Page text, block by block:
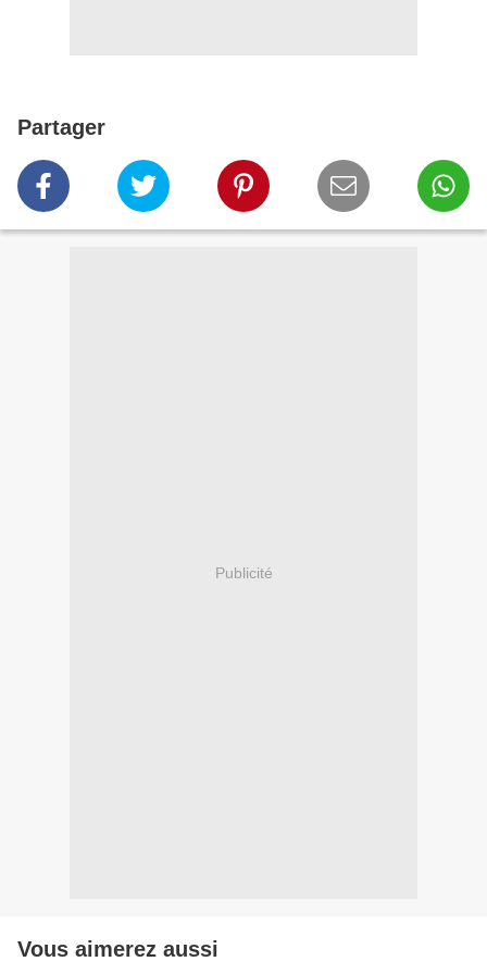
Partager
Publicité
Vous aimerez aussi